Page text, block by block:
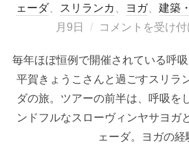
ェーダ、 スリランカ ヨガ、 建築
月9日
コメントを受け
毎年ほぼ恒例で開催されている呼
平賀きょうこさんと過ごすスリラ
ダの旅。ツアーの前半は、呼吸を
ンドフルなスローヴィンヤサヨガ
ェーダ。ヨガの